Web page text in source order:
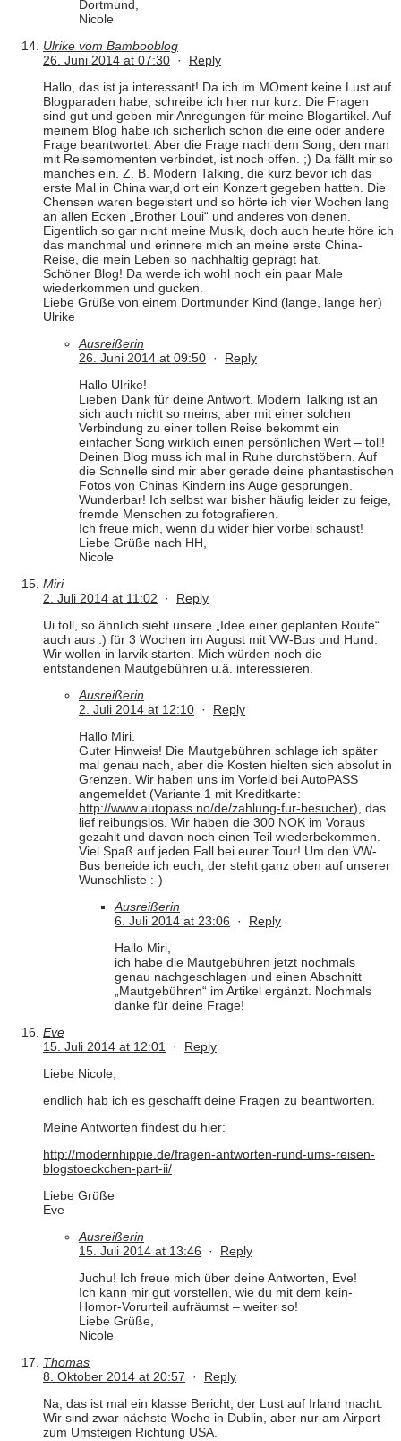
Dortmund,
Nicole
Ulrike vom Bambooblog
26. Juni 2014 at 07:30 · Reply
Hallo, das ist ja interessant! Da ich im MOment keine Lust auf
Blogparaden habe, schreibe ich hier nur kurz: Die Fragen
sind gut und geben mir Anregungen für meine Blogartikel. Auf
meinem Blog habe ich sicherlich schon die eine oder andere
Frage beantwortet. Aber die Frage nach dem Song, den man
mit Reisemomenten verbindet, ist noch offen. ;) Da fällt mir so
manches ein. Z. B. Modern Talking, die kurz bevor ich das
erste Mal in China war,d ort ein Konzert gegeben hatten. Die
Chensen waren begeistert und so hörte ich vier Wochen lang
an allen Ecken „Brother Loui“ und anderes von denen.
Eigentlich so gar nicht meine Musik, doch auch heute höre ich
das manchmal und erinnere mich an meine erste China-
Reise, die mein Leben so nachhaltig geprägt hat.
Schöner Blog! Da werde ich wohl noch ein paar Male
wiederkommen und gucken.
Liebe Grüße von einem Dortmunder Kind (lange, lange her)
Ulrike
Ausreißerin
26. Juni 2014 at 09:50 · Reply
Hallo Ulrike!
Lieben Dank für deine Antwort. Modern Talking ist an
sich auch nicht so meins, aber mit einer solchen
Verbindung zu einer tollen Reise bekommt ein
einfacher Song wirklich einen persönlichen Wert – toll!
Deinen Blog muss ich mal in Ruhe durchstöbern. Auf
die Schnelle sind mir aber gerade deine phantastischen
Fotos von Chinas Kindern ins Auge gesprungen.
Wunderbar! Ich selbst war bisher häufig leider zu feige,
fremde Menschen zu fotografieren.
Ich freue mich, wenn du wider hier vorbei schaust!
Liebe Grüße nach HH,
Nicole
Miri
2. Juli 2014 at 11:02 · Reply
Ui toll, so ähnlich sieht unsere „Idee einer geplanten Route“
auch aus :) für 3 Wochen im August mit VW-Bus und Hund.
Wir wollen in larvik starten. Mich würden noch die
entstandenen Mautgebühren u.ä. interessieren.
Ausreißerin
2. Juli 2014 at 12:10 · Reply
Hallo Miri.
Guter Hinweis! Die Mautgebühren schlage ich später
mal genau nach, aber die Kosten hielten sich absolut in
Grenzen. Wir haben uns im Vorfeld bei AutoPASS
angemeldet (Variante 1 mit Kreditkarte:
http://www.autopass.no/de/zahlung-fur-besucher), das
lief reibungslos. Wir haben die 300 NOK im Voraus
gezahlt und davon noch einen Teil wiederbekommen.
Viel Spaß auf jeden Fall bei eurer Tour! Um den VW-
Bus beneide ich euch, der steht ganz oben auf unserer
Wunschliste :-)
Ausreißerin
6. Juli 2014 at 23:06 · Reply
Hallo Miri,
ich habe die Mautgebühren jetzt nochmals
genau nachgeschlagen und einen Abschnitt
„Mautgebühren“ im Artikel ergänzt. Nochmals
danke für deine Frage!
Eve
15. Juli 2014 at 12:01 · Reply
Liebe Nicole,
endlich hab ich es geschafft deine Fragen zu beantworten.
Meine Antworten findest du hier:
http://modernhippie.de/fragen-antworten-rund-ums-reisen-
blogstoeckchen-part-ii/
Liebe Grüße
Eve
Ausreißerin
15. Juli 2014 at 13:46 · Reply
Juchu! Ich freue mich über deine Antworten, Eve!
Ich kann mir gut vorstellen, wie du mit dem kein-
Homor-Vorurteil aufräumst – weiter so!
Liebe Grüße,
Nicole
Thomas
8. Oktober 2014 at 20:57 · Reply
Na, das ist mal ein klasse Bericht, der Lust auf Irland macht.
Wir sind zwar nächste Woche in Dublin, aber nur am Airport
zum Umsteigen Richtung USA.